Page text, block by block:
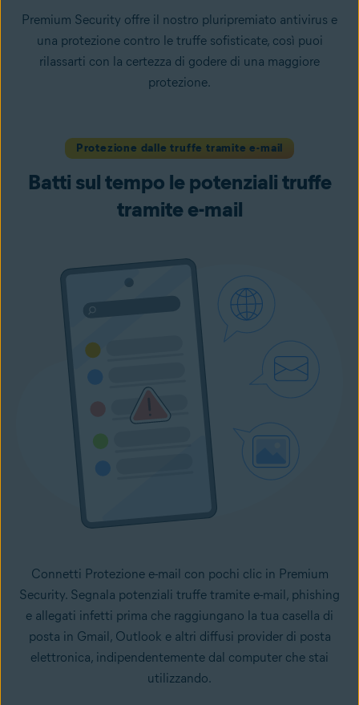
Premium Security offre il nostro pluripremiato antivirus e
una protezione contro le truffe sofisticate, così puoi
rilassarti con la certezza di godere di una maggiore
protezione.
Protezione dalle truffe tramite e-mail
Batti sul tempo le potenziali truffe
tramite e-mail
Connetti Protezione e-mail con pochi clic in Premium
Security. Segnala potenziali truffe tramite e-mail, phishing
e allegati infetti prima che raggiungano la tua casella di
posta in Gmail, Outlook e altri diffusi provider di posta
elettronica, indipendentemente dal computer che stai
utilizzando.